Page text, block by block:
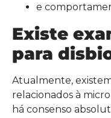
e
Existe
para
Atualmente,
relacionados à
há consenso